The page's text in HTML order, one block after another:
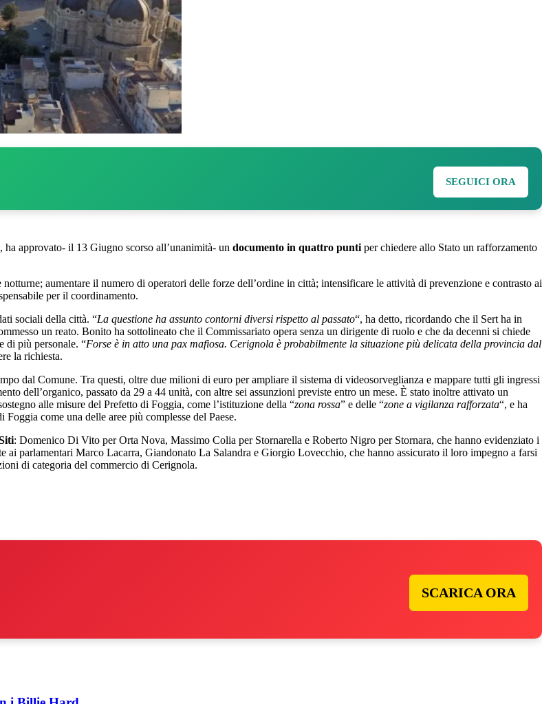
SEGUICI ORA
approvato- il 13 Giugno scorso all’unanimità- un documento in quattro punti per chiedere allo Stato un rafforzamento
aumentare il numero di operatori delle forze dell’ordine in città; intensificare le attività di prevenzione e contrasto ai
per il coordinamento.
sociali della città. “La questione ha assunto contorni diversi rispetto al passato“, ha detto, ricordando che il Sert ha in
un reato. Bonito ha sottolineato che il Commissariato opera senza un dirigente di ruolo e che da decenni si chiede
di più personale. “Forse è in atto una pax mafiosa. Cerignola è probabilmente la situazione più delicata della provincia dal
la richiesta.
dal Comune. Tra questi, oltre due milioni di euro per ampliare il sistema di videosorveglianza e mappare tutti gli ingressi
dell’organico, passato da 29 a 44 unità, con altre sei assunzioni previste entro un mese. È stato inoltre attivato un
alle misure del Prefetto di Foggia, come l’istituzione della “zona rossa” e delle “zone a vigilanza rafforzata“, e ha
come una delle aree più complesse del Paese.
: Domenico Di Vito per Orta Nova, Massimo Colia per Stornarella e Roberto Nigro per Stornara, che hanno evidenziato i
parlamentari Marco Lacarra, Giandonato La Salandra e Giorgio Lovecchio, che hanno assicurato il loro impegno a farsi
di categoria del commercio di Cerignola.
SCARICA ORA